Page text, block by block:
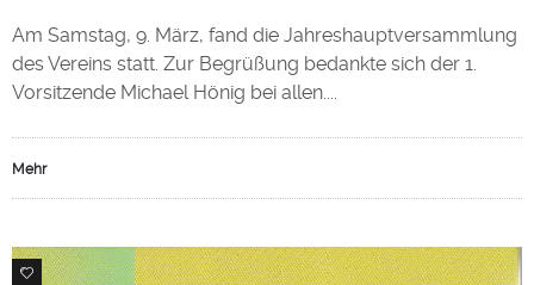
Am Samstag, 9. März, fand die Jahreshauptversammlung
des Vereins statt. Zur Begrüßung bedankte sich der 1.
Vorsitzende Michael Hönig bei allen....
Mehr
0